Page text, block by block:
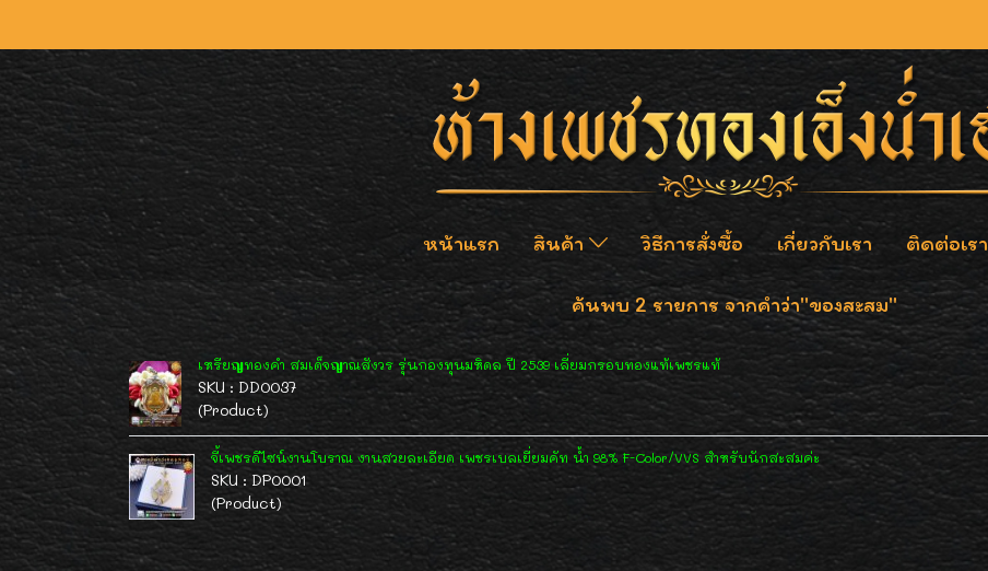
หน้าแรก สินค้า วิธีการสั่งซื้อ เกี่ยวกับเรา ติดต่อเรา
ค้นพบ 2 รายการ จากคำว่า"ของสะสม"
เหรียญทองคำ สมเด็จญาณสังวร รุ่นกองทุนมหิดล ปี 2539 เลี่ยมกรอบทองแท้เพชรแท้
SKU : DD0037
(Product)
จี้เพชรดีไซน์งานโบราณ งานสวยละเอียด เพชรเบลเยี่ยมคัท น้ำ 98% F-Color/VVS สำหรับนักสะสมค่ะ
SKU : DP0001
(Product)